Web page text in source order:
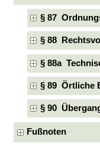
§ 87
§ 88
§ 88a
§ 89 Örtliche
§ 90
Fußnoten